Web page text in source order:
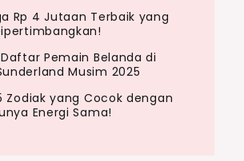
Rp 4 Jutaan Terbaik yang
Pemain Belanda di
Musim 2025
Zodiak yang Cocok dengan
Energi Sama!